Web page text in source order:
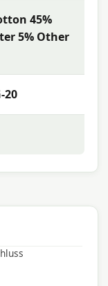
Farbechtheit
Sie die beste
können.
45%
5% Other
20